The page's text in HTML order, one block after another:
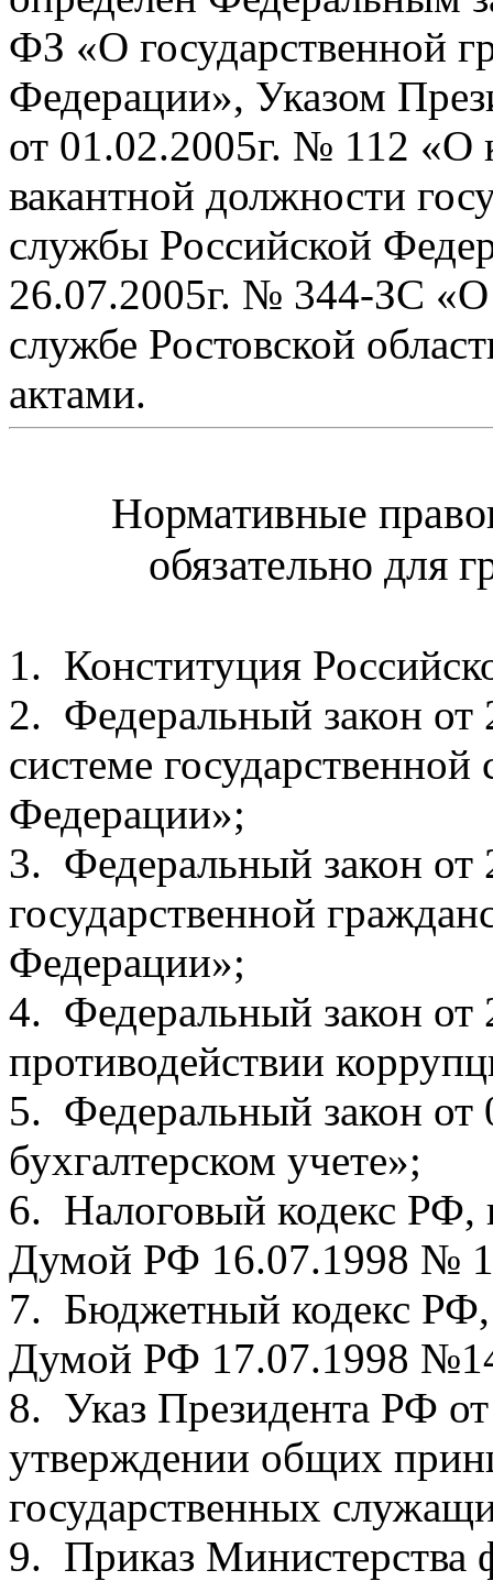
ФЗ «О государственной
Федерации», Указом
от 01.02.2005г. № 112 «О
вакантной должности
службы Российской
26.07.2005г. № 344-ЗС «О
службе Ростовской
актами.
Нормативные
обязательно для
1. Конституция
2. Федеральный закон
системе
Федерации»;
3. Федеральный закон
государственной
Федерации»;
4. Федеральный закон
противодействии
5. Федеральный закон
бухгалтерском учете»;
6. Налоговый кодекс РФ,
Думой РФ 16.07.1998 №
7. Бюджетный кодекс РФ,
Думой РФ 17.07.1998
8. Указ Президента РФ
утверждении общих
государственных
9. Приказ